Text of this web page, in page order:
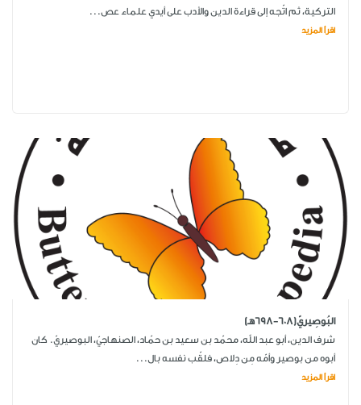
التركية، ثم اتّجه إلى قراءة الدين والأدب على أيدي علماء عص...
اقرأ المزيد
البُوصِيريّ(608-698هـ)
شرف الدين، أبو عبد الله، محمّد بن سعيد بن حمّاد، الصنهاجيّ، البوصيريّ. كان
أبوه من بوصير وأمّه مِن دِلاص، فلقّب نفسه بال...
اقرأ المزيد